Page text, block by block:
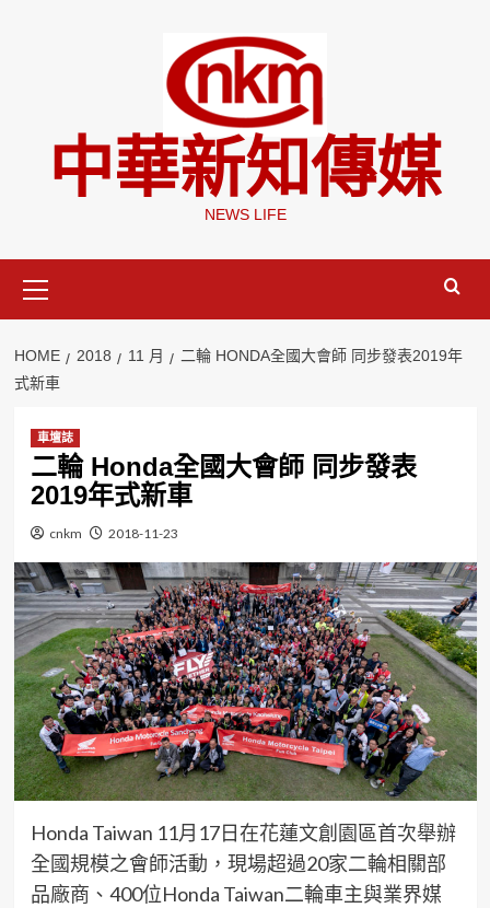
中華新知傳媒
NEWS LIFE
Menu
HOME 2018 11 月
二輪 HONDA全國大會師 同步發表2019年
式新車
車壇誌
二輪 Honda全國大會師 同步發表
2019年式新車
cnkm 2018-11-23
Honda Taiwan 11月17日在花蓮文創園區首次舉辦
全國規模之會師活動，現場超過20家二輪相關部
品廠商、400位Honda Taiwan二輪車主與業界媒